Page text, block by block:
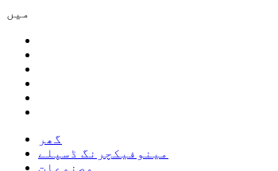
میں
گھر
مینوفیکچرنگ ڈسپلے
مصنوعات